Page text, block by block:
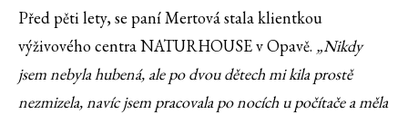
Před pěti lety, se paní Mertová stala klientkou
výživového centra NATURHOUSE v Opavě. „Nikdy
jsem nebyla hubená, ale po dvou dětech mi kila prostě
nezmizela, navíc jsem pracovala po nocích u počítače a měla